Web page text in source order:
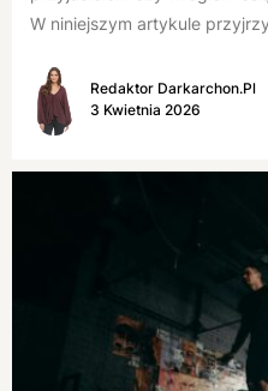
W niniejszym artykule
Redaktor Darkarchon.pl
3 Kwietnia 2026